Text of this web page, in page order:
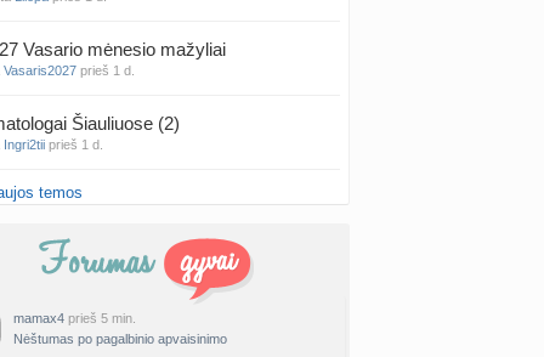
Vasario mėnesio mažyliai
Vasaris2027 prieš 1 d.
Šiauliuose (2)
Ingri2tii prieš 1 d.
valymas
Šklėrius
mėnesio dvyniai
temos
mamax4 prieš 5 min.
Nėštumas po pagalbinio apvaisinimo